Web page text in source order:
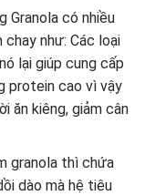
Granola có nhiều
như: Các loại
lại giúp cung cấp
protein cao vì vậy
ăn kiêng, giảm cân
granola thì chứa
dào mà hệ tiêu